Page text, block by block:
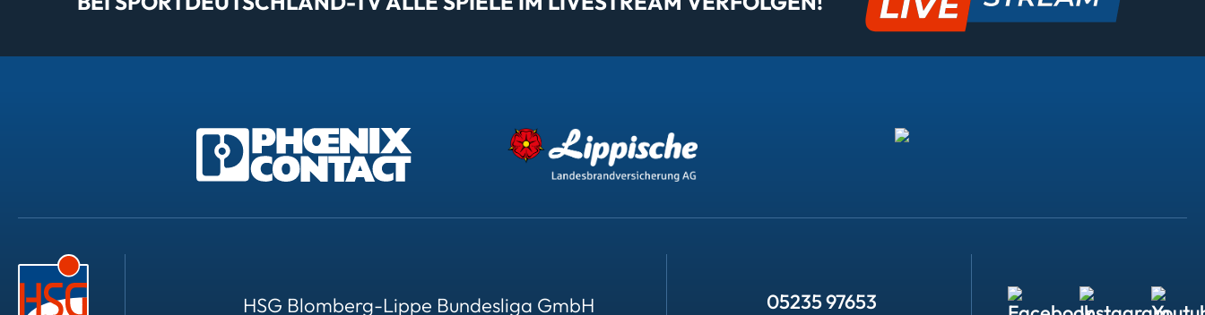
HSG Blomberg-Lippe Bundesliga GmbH 05235 97653